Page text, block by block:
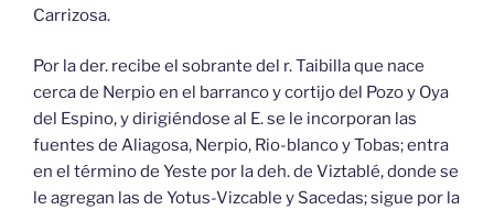
Carrizosa.
Por la der. recibe el sobrante del r. Taibilla que nace
cerca de Nerpio en el barranco y cortijo del Pozo y Oya
del Espino, y dirigiéndose al E. se le incorporan las
fuentes de Aliagosa, Nerpio, Rio-blanco y Tobas; entra
en el término de Yeste por la deh. de Viztablé, donde se
le agregan las de Yotus-Vizcable y Sacedas; sigue por la